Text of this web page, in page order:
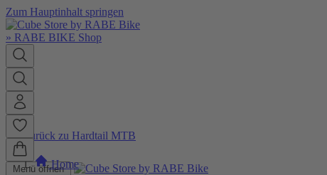
Zum Hauptinhalt springen
» RABE BIKE Shop
Menü öffnen
Zurück zu Hardtail MTB
Home